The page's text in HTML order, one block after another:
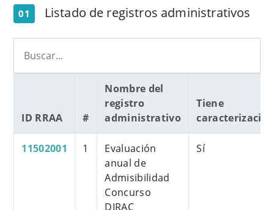
01 Listado de registros administrativos
ID RRAA #
Nombre del
registro
administrativo
Tiene
11502001 1
Evaluación
anual de
Admisibilidad
Concurso
DIRAC
Sí